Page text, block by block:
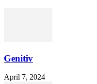
Genitiv
April 7, 2024